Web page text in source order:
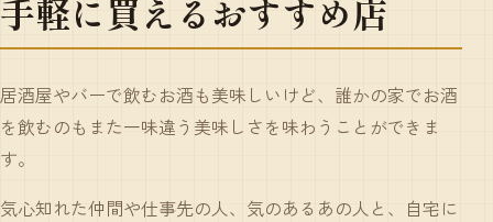
手軽に買えるおすすめ店
居酒屋やバーで飲むお酒も美味しいけど、誰かの家でお酒
を飲むのもまた一味違う美味しさを味わうことができま
す。
気心知れた仲間や仕事先の人、気のあるあの人と、自宅に